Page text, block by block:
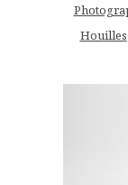
Houilles